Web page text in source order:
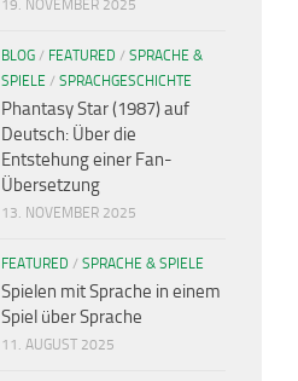
19. NOVEMBER 2025
BLOG / FEATURED / SPRACHE &
SPIELE / SPRACHGESCHICHTE
Phantasy Star (1987) auf
Deutsch: Über die
Entstehung einer Fan-
Übersetzung
13. NOVEMBER 2025
FEATURED / SPRACHE & SPIELE
Spielen mit Sprache in einem
Spiel über Sprache
11. AUGUST 2025